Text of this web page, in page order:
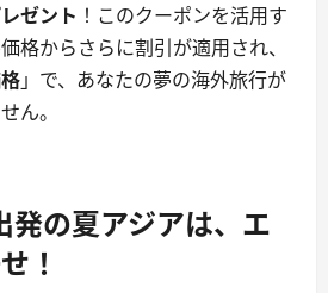
ゼント ！このクーポンを活用す
格からさらに割引が適用され、
」で、あなたの夢の海外旅行が
ん。
発の夏アジアは、エ
！